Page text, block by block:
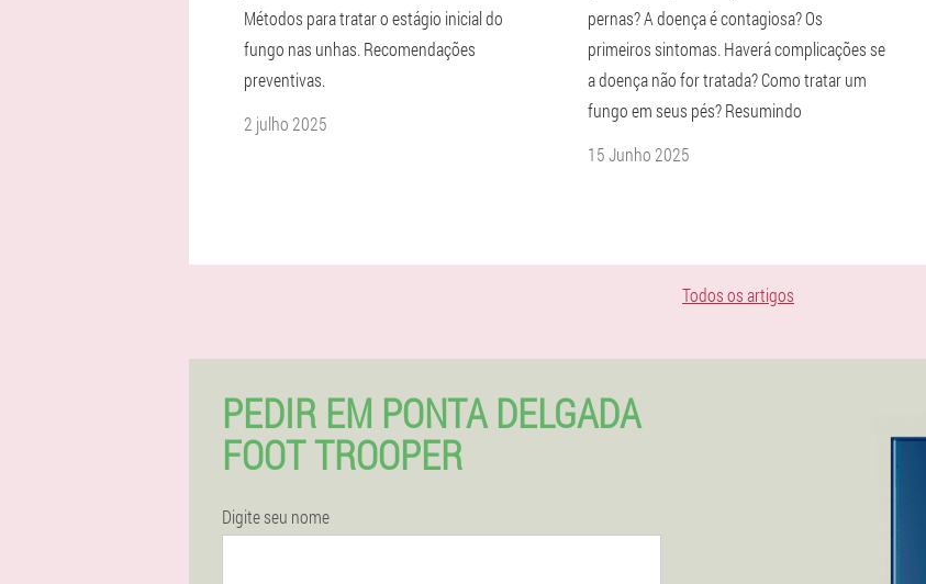
Métodos para tratar o estágio inicial do
fungo nas unhas. Recomendações
preventivas.
2 julho 2025
pernas? A doença é contagiosa? Os
primeiros sintomas. Haverá complicações se
a doença não for tratada? Como tratar um
fungo em seus pés? Resumindo
15 Junho 2025
Todos os artigos
PEDIR EM PONTA DELGADA
FOOT TROOPER
Digite seu nome